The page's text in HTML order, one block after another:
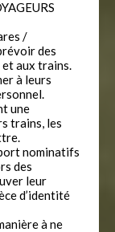
/
des
et aux trains.
à leurs
une
trains, les
nominatifs
des
leur
d’identité
à ne